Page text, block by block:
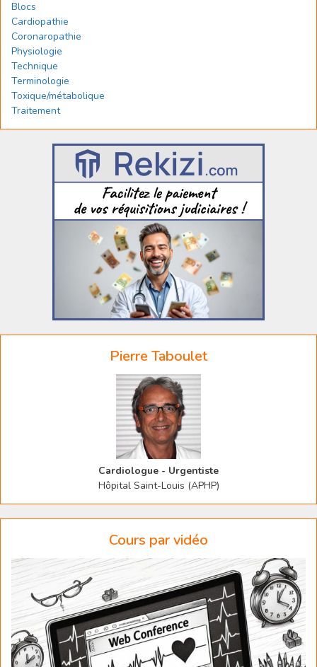
Blocs
Cardiopathie
Coronaropathie
Physiologie
Technique
Terminologie
Toxique/métabolique
Traitement
Pierre Taboulet
Cardiologue - Urgentiste
Hôpital Saint-Louis (APHP)
Cours par vidéo